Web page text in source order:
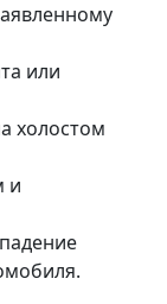
или
холостом
и